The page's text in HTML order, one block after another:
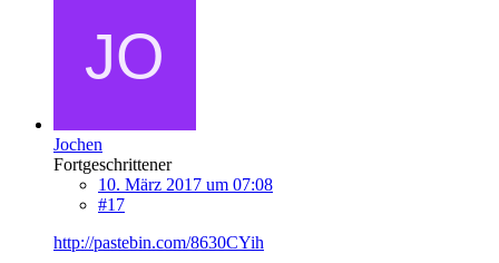
Jochen
Fortgeschrittener
10. März 2017 um 07:08
#17
http://pastebin.com/8630CYih